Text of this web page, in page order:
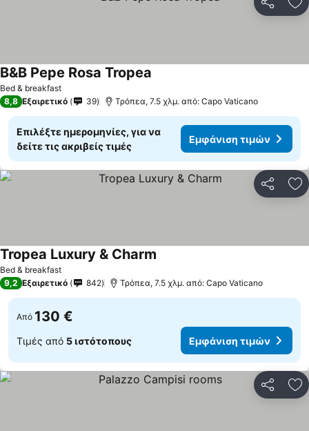
Bed & breakfast
B&B Pepe Rosa Tropea
8,8 Εξαιρετικό 39 Τρόπεα, 7.5 χλμ. από: Capo Vaticano
Επιλέξτε ημερομηνίες, για να
δείτε τις ακριβείς τιμές
Εμφάνιση τιμών
Bed & breakfast
Tropea Luxury & Charm
9,2 Εξαιρετικό 842 Τρόπεα, 7.5 χλμ. από: Capo Vaticano
Από 130 €
Τιμές από 5 ιστότοπους Εμφάνιση τιμών